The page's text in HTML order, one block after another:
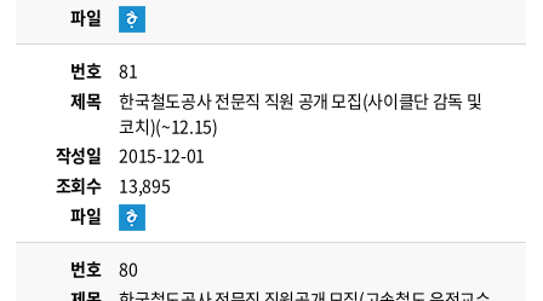
파일
번호
81
제목
한국철도공사 전문직 직원 공개 모집(사이클단 감독 및
코치)(~12.15)
작성일
2015-12-01
조회수
13,895
파일
번호
80